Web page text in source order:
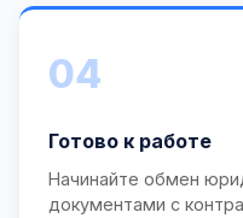
04
Готово к работе
Начинайте обмен
документами с